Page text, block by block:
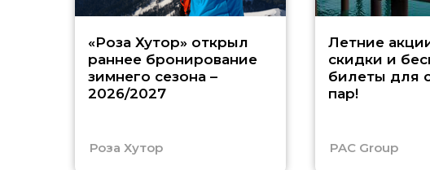
«Роза Хутор» открыл
раннее бронирование
зимнего сезона –
2026/2027
Роза Хутор
Летние
скидки и
билеты для
пар!
PAC Group